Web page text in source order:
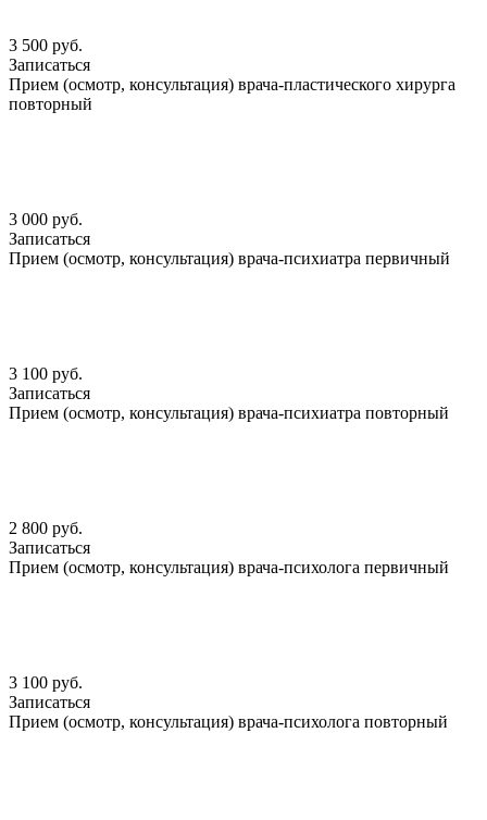
3 500 руб.
Записаться
Прием (осмотр, консультация) врача-пластического хирурга
повторный
3 000 руб.
Записаться
Прием (осмотр, консультация) врача-психиатра первичный
3 100 руб.
Записаться
Прием (осмотр, консультация) врача-психиатра повторный
2 800 руб.
Записаться
Прием (осмотр, консультация) врача-психолога первичный
3 100 руб.
Записаться
Прием (осмотр, консультация) врача-психолога повторный